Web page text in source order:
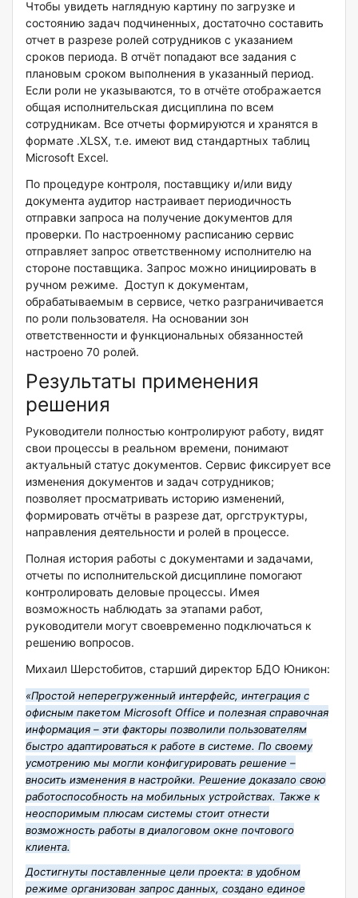
Чтобы увидеть наглядную картину по загрузке и
состоянию задач подчиненных, достаточно составить
отчет в разрезе ролей сотрудников с указанием
сроков периода. В отчёт попадают все задания с
плановым сроком выполнения в указанный период.
Если роли не указываются, то в отчёте отображается
общая исполнительская дисциплина по всем
сотрудникам. Все отчеты формируются и хранятся в
формате .XLSX, т.е. имеют вид стандартных таблиц
Microsoft Excel.
По процедуре контроля, поставщику и/или виду
документа аудитор настраивает периодичность
отправки запроса на получение документов для
проверки. По настроенному расписанию сервис
отправляет запрос ответственному исполнителю на
стороне поставщика. Запрос можно инициировать в
ручном режиме. Доступ к документам,
обрабатываемым в сервисе, четко разграничивается
по роли пользователя. На основании зон
ответственности и функциональных обязанностей
настроено 70 ролей.
Результаты применения
решения
Руководители полностью контролируют работу, видят
свои процессы в реальном времени, понимают
актуальный статус документов. Сервис фиксирует все
изменения документов и задач сотрудников;
позволяет просматривать историю изменений,
формировать отчёты в разрезе дат, оргструктуры,
направления деятельности и ролей в процессе.
Полная история работы с документами и задачами,
отчеты по исполнительской дисциплине помогают
контролировать деловые процессы. Имея
возможность наблюдать за этапами работ,
руководители могут своевременно подключаться к
решению вопросов.
Михаил Шерстобитов, старший директор БДО Юникон:
«Простой неперегруженный интерфейс, интеграция с
офисным пакетом Microsoft Office и полезная справочная
информация – эти факторы позволили пользователям
быстро адаптироваться к работе в системе. По своему
усмотрению мы могли конфигурировать решение –
вносить изменения в настройки. Решение доказало свою
работоспособность на мобильных устройствах. Также к
неоспоримым плюсам системы стоит отнести
возможность работы в диалоговом окне почтового
клиента.
Достигнуты поставленные цели проекта: в удобном
режиме организован запрос данных, создано единое